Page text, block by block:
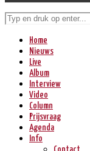
Home
Nieuws
Live
Album
Interview
Video
Column
Prijsvraag
Agenda
Info